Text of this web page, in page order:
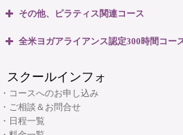
として受講料金のご返金は出来ま
際には、返金事務手数料をいただ
さいませ。
2019年12月2日改定 ヴィオラトリ
マップ＆交通のご
大阪府大阪市中央区本町3丁目4番10号 本町野村
(大阪市・本町)
・ピラティスベーシック インストラクター
・リフォーマーLevel2 インストラクター資
・Tower インストラクター資格コース
・Basic Chair インストラクター資格コース
・ブラッシュアップセミナー
その他、ピラティス関連コース
・ピラティスパーソナル指導者資格コース
・産後ピラティス インストラクターコー
・シニアピラティス インストラクターコ
・ピラティス解剖学インストラクター資格
全米ヨガアライアンス認定300時間コー
・キッズヨガ インストラクターコース
・産後ヨガ インストラクターコース
・シニアヨガ インストラクターコース
スクールインフォ
・コースへのお申し込み
・ご相談＆お問合せ
・日程一覧